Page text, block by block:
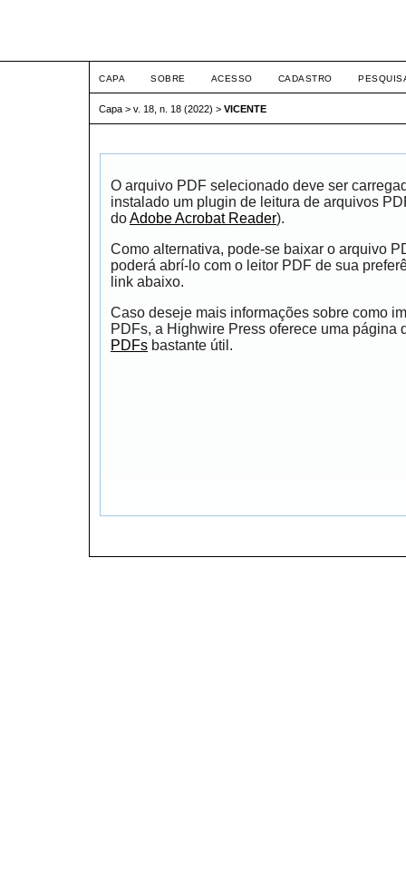
CAPA SOBRE ACESSO CADASTRO
Capa > v. 18, n. 18 (2022) > VICENTE
O arquivo PDF selecionado deve ser
instalado um plugin de leitura de arquivos
doAdobe Acrobat Reader).
Como alternativa, pode-se baixar o arquivo
poderá abrí-lo com o leitor PDF de sua
link abaixo.
Caso deseje mais informações sobre como
PDFs, a Highwire Press oferece uma página
PDFs bastante útil.